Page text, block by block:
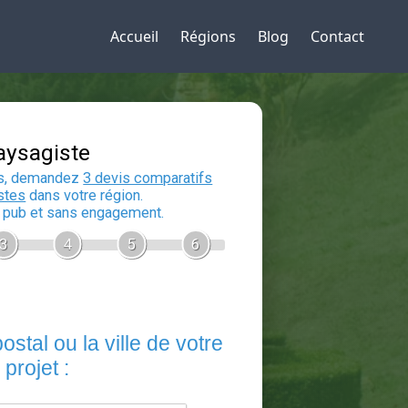
Accueil Régions Blog Contact
Devis Paysagiste
En 5 minutes, demandez
auxpaysagistesdans votre région.
Gratuit, sans pub et sans engagement.